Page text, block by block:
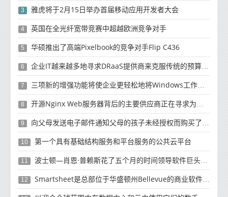
3 雅虎将于2月15日举办首届移动应用开发者大会
4 英国在全光纤宽带竞赛中超越欧洲竞争对手
5 华硕推出了高端Pixelbook的竞争对手Flip C436
6 企业IT越来越多地寻求DRaaS提供商来克服传统的预算资源和复杂性挑战
7 三项新的增强功能将使企业更轻松地将Windows工作负载迁移到云
8 开源Nginx Web服务器背后的主要供应商正在寻求为未来10年的增长提供资金
9 向父母发送电子邮件通知父母的孩子未经授权而购买了有关如何退款的产品
10 第一个具有基础结构服务和平台服务的公共云平台
11 波士顿—肖恩·普赖斯花了五个月的时间领导软件巨头SAP的云计算工作
12 Smartsheet是总部位于华盛顿州Bellevue的商业软件制造商